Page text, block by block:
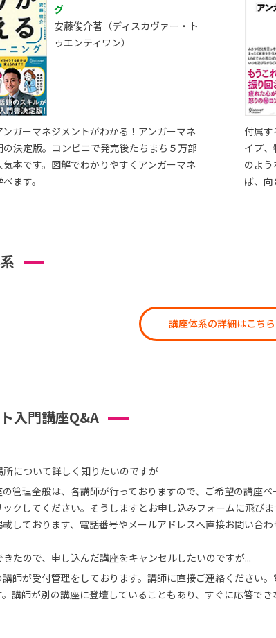
グ
安藤俊介著（ディスカヴァー・ト
ゥエンティワン）
ンガーマネジメントがわかる！アンガーマネ
の決定版。コンビニで発売後たちまち５万部
本です。図解でわかりやすくアンガーマネ
ます。
付属
イプ
のよ
ば、向
講座体系の詳細はこちら
入門講座Q&A
所について詳しく知りたいのですが
の管理全般は、各講師が行っておりますので、ご希望の講座
ックしてください。そうしますとお申し込みフォームに飛び
載しております、電話番号やメールアドレスへ直接お問い合わ
たので、申し込んだ講座をキャンセルしたいのですが...
師が受付管理をしております。講師に直接ご連絡ください
。講師が別の講座に登壇していることもあり、すぐに応答で